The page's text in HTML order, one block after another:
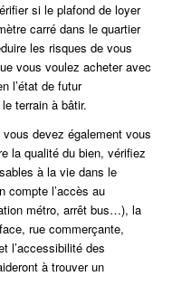
si le plafond de loyer
carré dans le quartier
les risques de vous
vous voulez acheter avec
l’état de futur
terrain à bâtir.
devez également vous
la qualité du bien, vérifiez
à la vie dans le
compte l’accès au
métro, arrêt bus…), la
rue commerçante,
l’accessibilité des
à trouver un